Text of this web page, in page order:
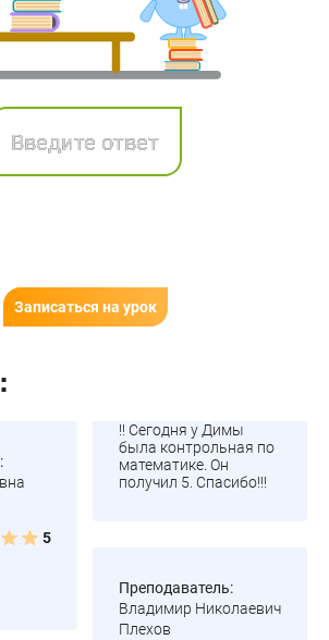
Записаться на урок
5
!! Сегодня у Димы
была контрольная по
математике. Он
получил 5. Спасибо!!!
Преподаватель:
Владимир Николаевич
Плехов